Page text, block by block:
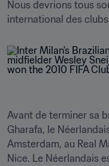
Nous devrions tous
Avant de terminer sa
Gharafa, le
Amsterdam, au Real
Nice. Le Néerlandais